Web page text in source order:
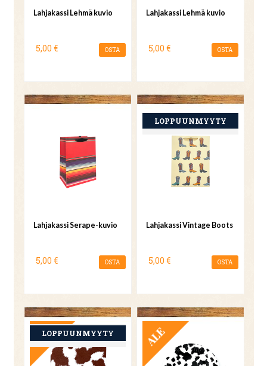
Lahjakassi Lehmä kuvio
5,00 € OSTA
Lahjakassi Lehmä kuvio
5,00 € OSTA
Lahjakassi Serape-kuvio
5,00 € OSTA
Lahjakassi Vintage Boots
5,00 € OSTA
TARJOUS